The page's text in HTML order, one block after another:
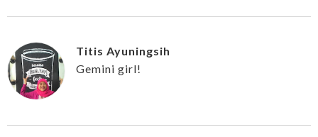
Titis Ayuningsih
Gemini girl!